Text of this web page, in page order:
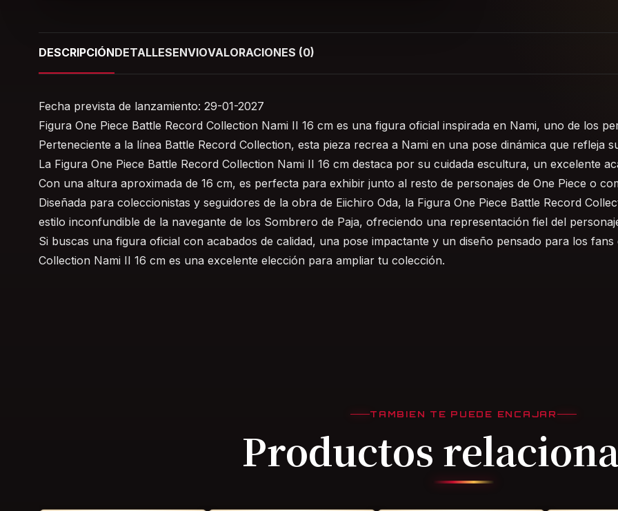
DESCRIPCIÓNDETALLESENVIOVALORACIONES (0)
Fecha prevista de lanzamiento: 29-01-2027
Figura One Piece Battle Record Collection Nami II 16 cm es una figura oficial inspirada en Nami, uno de los
Perteneciente a la línea Battle Record Collection, esta pieza recrea a Nami en una pose dinámica que refleja
La Figura One Piece Battle Record Collection Nami II 16 cm destaca por su cuidada escultura, un excelente
Con una altura aproximada de 16 cm, es perfecta para exhibir junto al resto de personajes de One Piece o
Diseñada para coleccionistas y seguidores de la obra de Eiichiro Oda, la Figura One Piece Battle Record
estilo inconfundible de la navegante de los Sombrero de Paja, ofreciendo una representación fiel del
Si buscas una figura oficial con acabados de calidad, una pose impactante y un diseño pensado para los
Collection Nami II 16 cm es una excelente elección para ampliar tu colección.
TAMBIEN TE PUEDE ENCAJAR
Productos